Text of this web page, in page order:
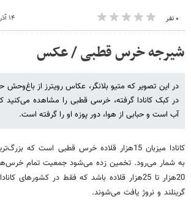
۰ نفر ۱۴ آذر ۱۳۹۰ - ۱۲:۳۶
شیرجه خرس قطبی / عکس
در این تصویر که متیو بلانگر، عکاس رویترز از
در کبک کانادا گرفته، خرسی قطبی را مشاهده می‌کنید
آب است و حبابی از هوا، دور پوزه او را گرفته است.
کانادا میزبان 15هزار قلاده خرس قطبی است
به شمار می‌رود. تخمین زده می‌شود جمعیت تمام
20هزار تا 25هزار قلاده باشد که فقط در کشورهای
گرینلند و نروژ یافت می‌شوند.